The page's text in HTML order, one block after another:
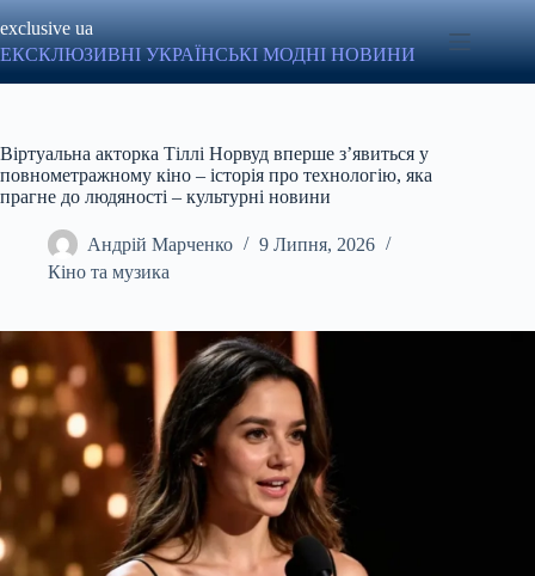
до
вмісту
exclusive ua
ЕКСКЛЮЗИВНІ УКРАЇНСЬКІ МОДНІ НОВИНИ
Віртуальна акторка Тіллі Норвуд вперше з’явиться у
повнометражному кіно – історія про технологію, яка
прагне до людяності – культурні новини
Андрій Марченко
9 Липня, 2026
Кіно та музика